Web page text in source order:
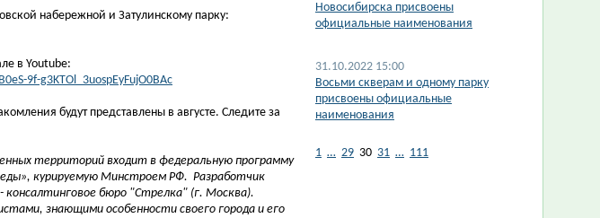
набережной и Затулинскому парку:
в Youtube:
9f-g3KTOl_3uospEyFujO0BAc
будут представлены в августе. Следите за
территорий входит в федеральную программу
курируемую Минстроем РФ. Разработчик
консалтинговое бюро "Стрелка" (г. Москва).
знающими особенности своего города и его
Новосибирска присвоены
официальные наименования
31.10.2022 15:00
​Восьми скверам и одному парку
присвоены официальные
наименования
1 … 29 30 31 … 111